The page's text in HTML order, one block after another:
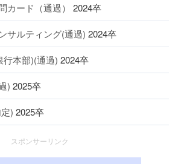
ード（通過） 2024卒
サルティング(通過) 2024卒
行本部)(通過) 2024卒
) 2025卒
) 2025卒
スポンサーリンク